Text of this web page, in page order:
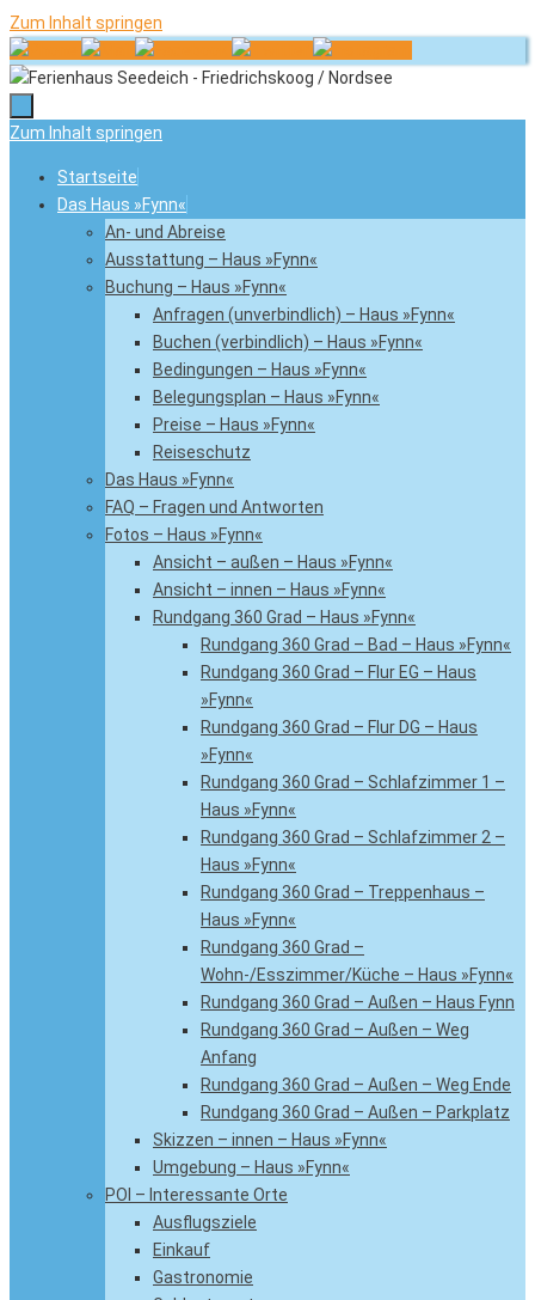
Zum Inhalt springen
Zum Inhalt springen
Startseite
Das Haus »Fynn«
An- und Abreise
Ausstattung – Haus »Fynn«
Buchung – Haus »Fynn«
Anfragen (unverbindlich) – Haus »Fynn«
Buchen (verbindlich) – Haus »Fynn«
Bedingungen – Haus »Fynn«
Belegungsplan – Haus »Fynn«
Preise – Haus »Fynn«
Reiseschutz
Das Haus »Fynn«
FAQ – Fragen und Antworten
Fotos – Haus »Fynn«
Ansicht – außen – Haus »Fynn«
Ansicht – innen – Haus »Fynn«
Rundgang 360 Grad – Haus »Fynn«
Rundgang 360 Grad – Bad – Haus »Fynn«
Rundgang 360 Grad – Flur EG – Haus
»Fynn«
Rundgang 360 Grad – Flur DG – Haus
»Fynn«
Rundgang 360 Grad – Schlafzimmer 1 –
Haus »Fynn«
Rundgang 360 Grad – Schlafzimmer 2 –
Haus »Fynn«
Rundgang 360 Grad – Treppenhaus –
Haus »Fynn«
Rundgang 360 Grad –
Wohn-/Esszimmer/Küche – Haus »Fynn«
Rundgang 360 Grad – Außen – Haus Fynn
Rundgang 360 Grad – Außen – Weg
Anfang
Rundgang 360 Grad – Außen – Weg Ende
Rundgang 360 Grad – Außen – Parkplatz
Skizzen – innen – Haus »Fynn«
Umgebung – Haus »Fynn«
POI – Interessante Orte
Ausflugsziele
Einkauf
Gastronomie